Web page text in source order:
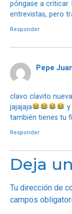
póngase a
entrevistas, pero
Responder
Pepe
clavo clavito
jajajaja
y
también tienes tu
Responder
Deja
Tu dirección de
campos